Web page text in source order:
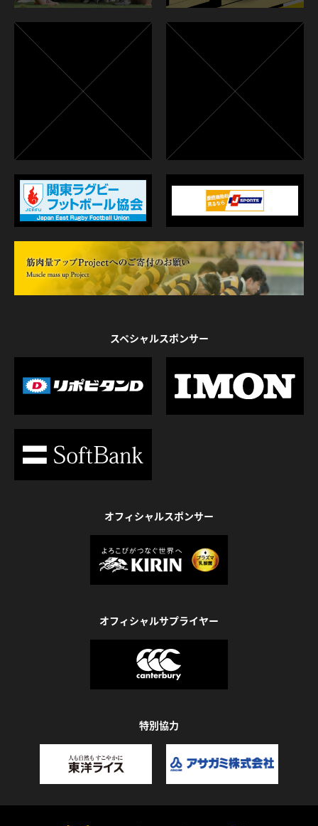
スペシャルスポンサー
オフィシャルスポンサー
オフィシャルサプライヤー
特別協力